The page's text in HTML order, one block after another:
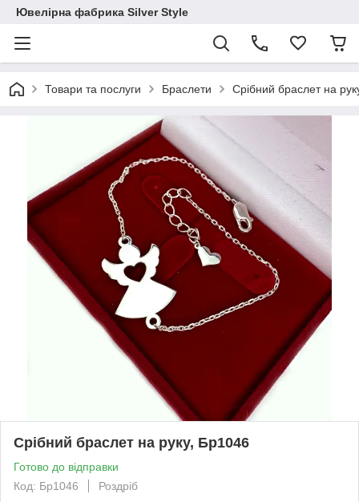
Ювелірна фабрика Silver Style
Товари та послуги Браслети Срібний браслет на
Срібний браслет на руку, Бр1046
Готово до відправки
Код: Бр1046
Роздріб